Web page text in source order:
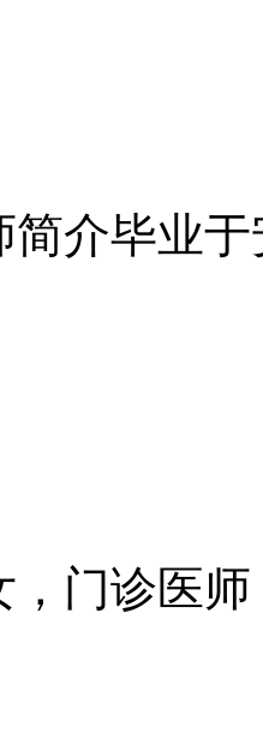
简介毕业
，门诊医